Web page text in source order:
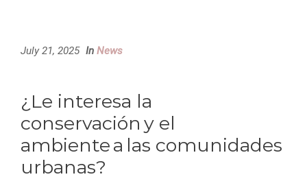
July 21, 2025 In News
¿Le interesa la
conservación y el
ambiente a las comunidades
urbanas?